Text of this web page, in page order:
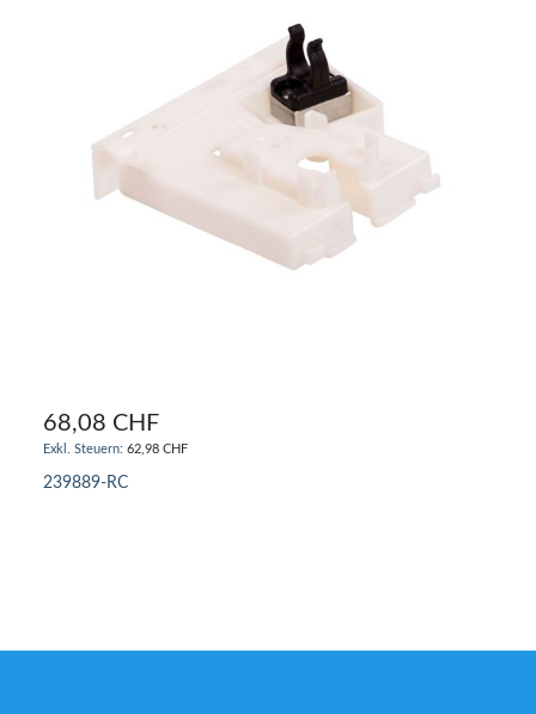
68,08 CHF
62,98 CHF
239889-RC